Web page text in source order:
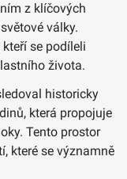
z klíčových
války.
se podíleli
života.
historicky
která propojuje
Tento prostor
které se významně